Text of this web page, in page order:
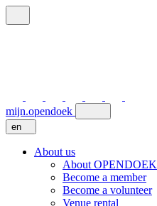
mijn.opendoek
en
About us
About OPENDOEK
Become a member
Become a volunteer
Venue rental